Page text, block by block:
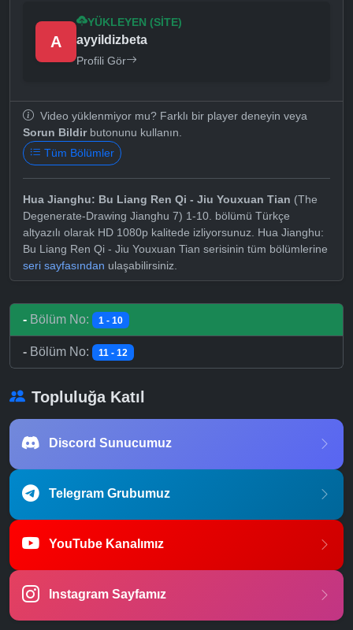
A
YÜKLEYEN (SITE)
ayyildizbeta
Profili Gör
Video yüklenmiyor mu? Farklı bir player deneyin veya
Sorun Bildirbutonunu kullanın.
Tüm Bölümler
Hua Jianghu: Bu Liang Ren Qi - Jiu Youxuan Tian (The
Degenerate-Drawing Jianghu 7) 1-10. bölümü Türkçe
altyazılı olarak HD 1080p kalitede izliyorsunuz. Hua Jianghu:
Bu Liang Ren Qi - Jiu Youxuan Tian serisinin tüm bölümlerine
seri sayfasından ulaşabilirsiniz.
- Bölüm No: 1 - 10
- Bölüm No: 11 - 12
Topluluğa Katıl
Discord Sunucumuz
Telegram Grubumuz
YouTube Kanalımız
Instagram Sayfamız